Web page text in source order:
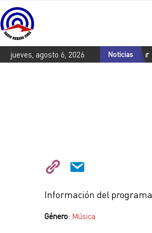
jueves, agosto 6, 2026 Noticias
compromiso con desarme nuclear
Información del programa
Género: Música